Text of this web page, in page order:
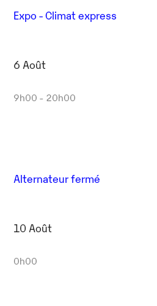
Expo - Climat express
6 Août
9h00 - 20h00
Alternateur fermé
10 Août
0h00